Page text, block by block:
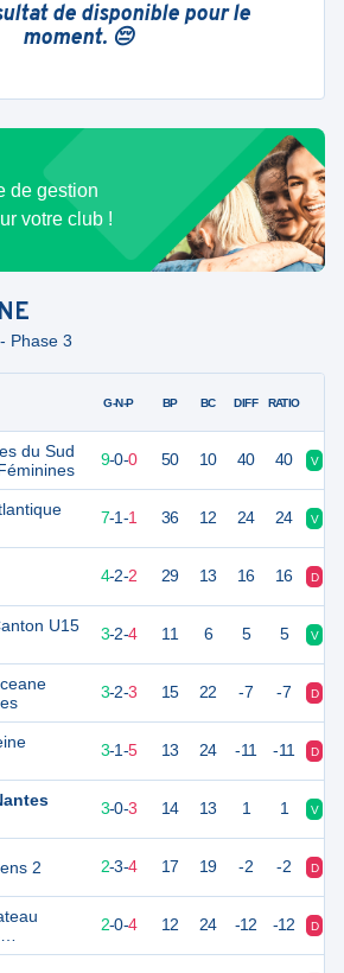
de disponible pour le
moment. 😔
de gestion
votre club !
Phase 3
du Sud
U15
2
G-N-P BP BC DIFF RATIO
27 9 9-0-0 50 10 40 40 V
22 7-1-1 36 12 24 24 V
4-2-2 29 13 16 16 D
11 9 3-2-4 11 6 5 5 V
11 3-2-3 15 22 -7 -7 D
10 3-1-5 13 24 -11 -11 D
9 3-0-3 14 13 1 1 V
9 2-3-4 17 19 -2 -2 D
4 2-0-4 12 24 -12 -12 D